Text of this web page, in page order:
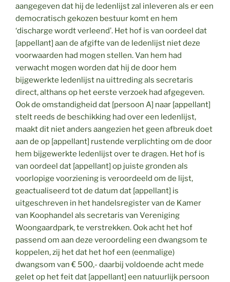
aangegeven dat hij de ledenlijst zal inleveren als er een
democratisch gekozen bestuur komt en hem
‘discharge wordt verleend’. Het hof is van oordeel dat
[appellant] aan de afgifte van de ledenlijst niet deze
voorwaarden had mogen stellen. Van hem had
verwacht mogen worden dat hij de door hem
bijgewerkte ledenlijst na uittreding als secretaris
direct, althans op het eerste verzoek had afgegeven.
Ook de omstandigheid dat [persoon A] naar [appellant]
stelt reeds de beschikking had over een ledenlijst,
maakt dit niet anders aangezien het geen afbreuk doet
aan de op [appellant] rustende verplichting om de door
hem bijgewerkte ledenlijst over te dragen. Het hof is
van oordeel dat [appellant] op juiste gronden als
voorlopige voorziening is veroordeeld om de lijst,
geactualiseerd tot de datum dat [appellant] is
uitgeschreven in het handelsregister van de Kamer
van Koophandel als secretaris van Vereniging
Woongaardpark, te verstrekken. Ook acht het hof
passend om aan deze veroordeling een dwangsom te
koppelen, zij het dat het hof een (eenmalige)
dwangsom van € 500,- daarbij voldoende acht mede
gelet op het feit dat [appellant] een natuurlijk persoon